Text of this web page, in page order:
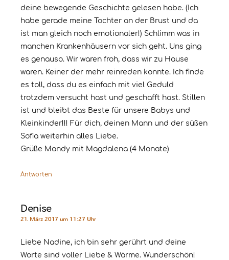
deine bewegende Geschichte gelesen habe. (Ich
habe gerade meine Tochter an der Brust und da
ist man gleich noch emotionaler!) Schlimm was in
manchen Krankenhäusern vor sich geht. Uns ging
es genauso. Wir waren froh, dass wir zu Hause
waren. Keiner der mehr reinreden konnte. Ich finde
es toll, dass du es einfach mit viel Geduld
trotzdem versucht hast und geschafft hast. Stillen
ist und bleibt das Beste für unsere Babys und
Kleinkinder!!! Für dich, deinen Mann und der süßen
Sofia weiterhin alles Liebe.
Grüße Mandy mit Magdalena (4 Monate)
Antworten
Denise
21. März 2017 um 11:27 Uhr
Liebe Nadine, ich bin sehr gerührt und deine
Worte sind voller Liebe & Wärme. Wunderschön!